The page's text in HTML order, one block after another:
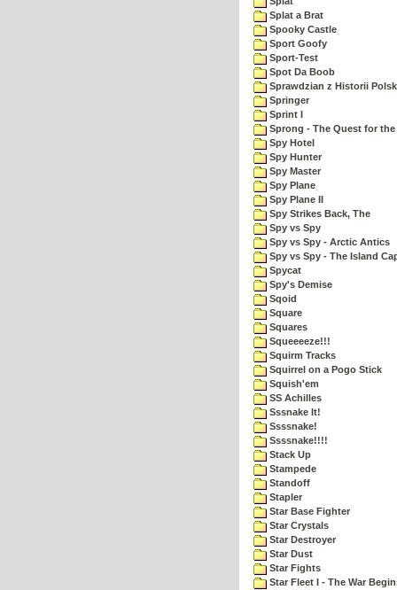
Splat a Brat
Spooky Castle
Sport Goofy
Sport-Test
Spot Da Boob
Sprawdzian z Historii
Springer
Sprint I
Sprong - The Quest for
Spy Hotel
Spy Hunter
Spy Master
Spy Plane
Spy Plane II
Spy Strikes Back, The
Spy vs Spy
Spy vs Spy - Arctic Antics
Spy vs Spy - The Island
Spycat
Spy's Demise
Sqoid
Square
Squares
Squeeeeze!!!
Squirm Tracks
Squirrel on a Pogo Stick
Squish'em
SS Achilles
Sssnake It!
Ssssnake!
Ssssnake!!!!
Stack Up
Stampede
Standoff
Stapler
Star Base Fighter
Star Crystals
Star Destroyer
Star Dust
Star Fights
Star Fleet I - The War